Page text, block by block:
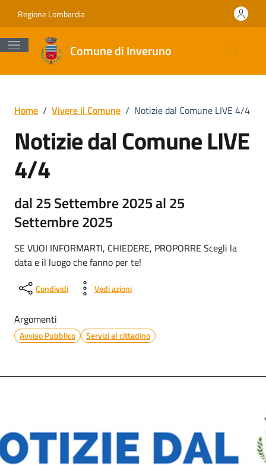
Regione Lombardia
Comune di Inveruno
Home / Vivere il Comune / Notizie dal Comune LIVE 4/4
Notizie dal Comune LIVE
4/4
dal 25 Settembre 2025 al 25
Settembre 2025
SE VUOI INFORMARTI, CHIEDERE, PROPORRE Scegli la
data e il luogo che fanno per te!
Condividi Vedi azioni
Argomenti
Avviso Pubblico Servizi al cittadino